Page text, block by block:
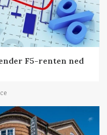
F5-renten ned